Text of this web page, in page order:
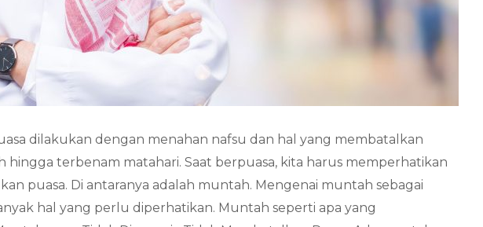
dilakukan dengan menahan nafsu dan hal yang membatalkan
hingga terbenam matahari. Saat berpuasa, kita harus memperhatikan
puasa. Di antaranya adalah muntah. Mengenai muntah sebagai
hal yang perlu diperhatikan. Muntah seperti apa yang